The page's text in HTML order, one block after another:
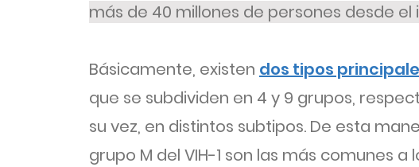
más de 40 millones de persones desde el
Básicamente, existen dos tipos
que se subdividen en 4 y 9 grupos,
su vez, en distintos subtipos. De esta
grupo M del VIH-1 son las más comunes a